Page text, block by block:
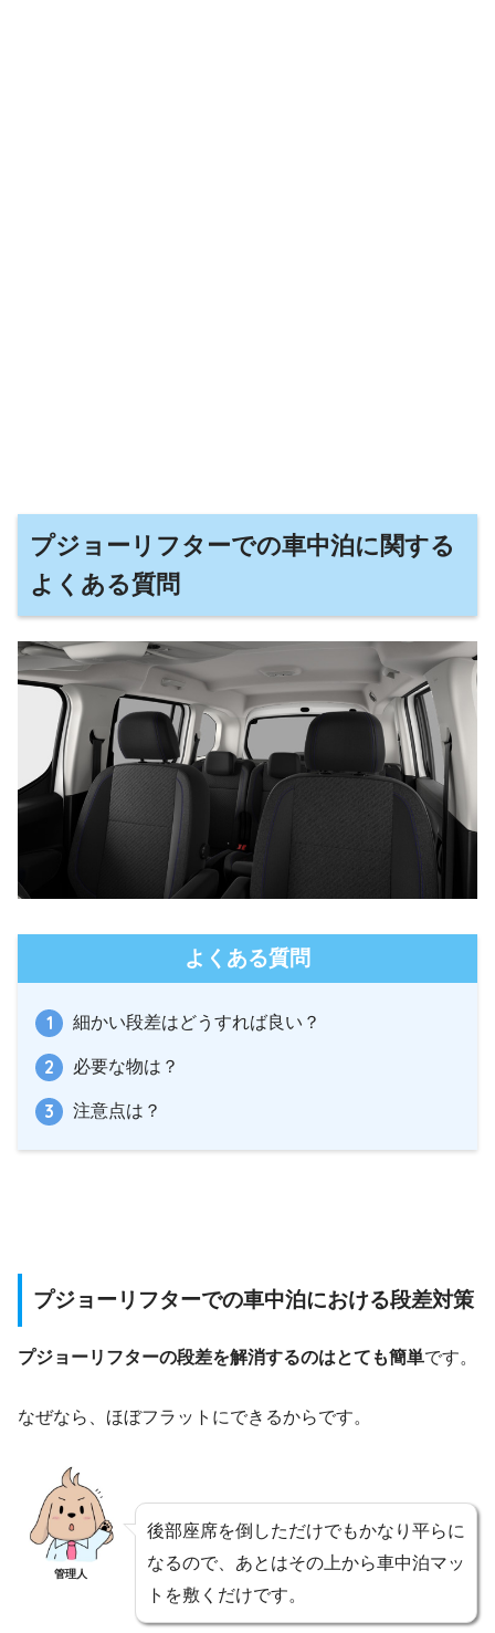
プジョーリフターでの車中泊に関する
よくある質問
よくある質問
細かい段差はどうすれば良い？
必要な物は？
注意点は？
プジョーリフターでの車中泊における段差対策
プジョーリフターの段差を解消するのはとても簡単です。
なぜなら、ほぼフラットにできるからです。
管理人
後部座席を倒しただけでもかなり平らに
なるので、あとはその上から車中泊マッ
トを敷くだけです。